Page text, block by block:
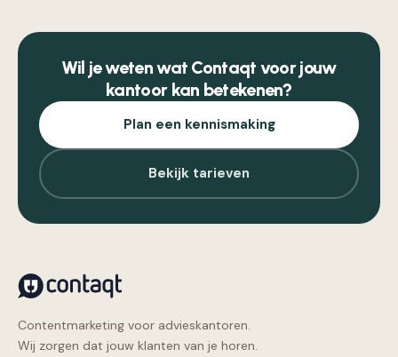
Wil je weten wat Contaqt voor jouw
kantoor kan betekenen?
Plan een kennismaking
Bekijk tarieven
Contentmarketing voor advieskantoren.
Wij zorgen dat jouw klanten van je horen.